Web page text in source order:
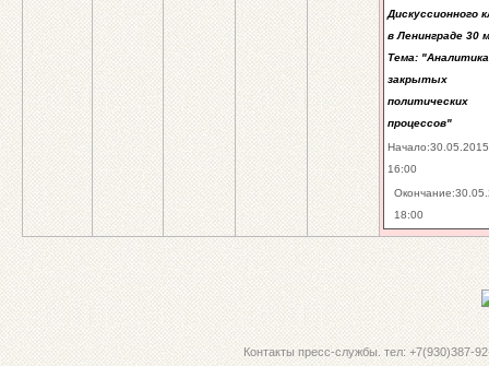
Дискуссионного
в Ленинграде 30
Тема: "Аналитика
закрытых
политических
процессов"
Начало:30.05.2015
16:00
18:00
Контакты пресс-службы. тел: +7(930)387-